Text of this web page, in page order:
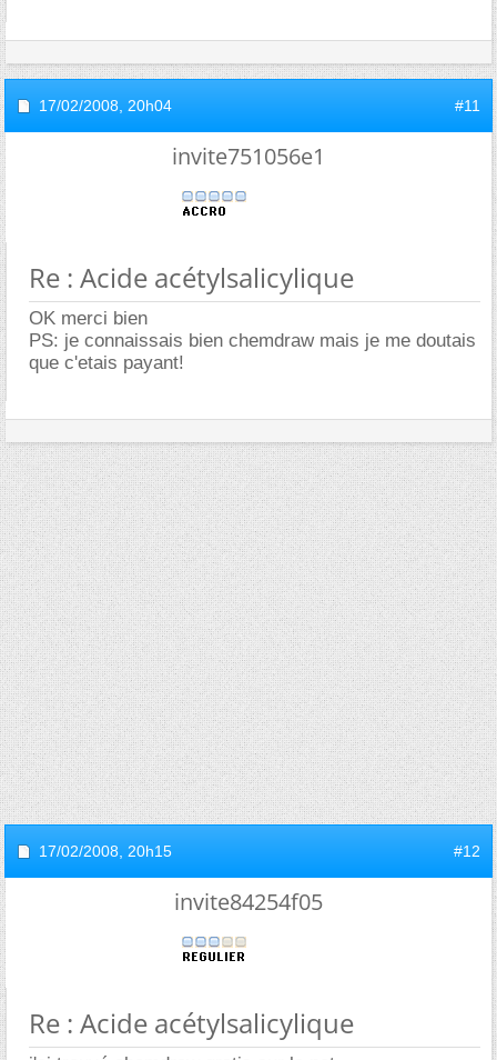
17/02/2008, 20h04 #11
invite751056e1
Re : Acide acétylsalicylique
OK merci bien
PS: je connaissais bien chemdraw mais je me doutais
que c'etais payant!
17/02/2008, 20h15 #12
invite84254f05
Re : Acide acétylsalicylique